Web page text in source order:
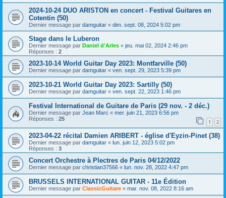
2024-10-24 DUO ARISTON en concert - Festival Guitares en
Cotentin (50)
Dernier message par damguitar « dim. sept. 08, 2024 5:02 pm
Stage dans le Luberon
Dernier message par Daniel d'Arles « jeu. mai 02, 2024 2:46 pm
Réponses : 2
2023-10-14 World Guitar Day 2023: Montfarville (50)
Dernier message par damguitar « ven. sept. 29, 2023 5:39 pm
2023-10-21 World Guitar Day 2023: Sartilly (50)
Dernier message par damguitar « ven. sept. 22, 2023 1:46 pm
Festival International de Guitare de Paris (29 nov. - 2 déc.)
Dernier message par Jean Marc « mer. juin 21, 2023 6:56 pm
Réponses : 25 1 2
2023-04-22 récital Damien ARIBERT - église d'Eyzin-Pinet (38)
Dernier message par damguitar « lun. juin 12, 2023 5:02 pm
Réponses : 3
Concert Orchestre à Plectres de Paris 04/12/2022
Dernier message par christian37566 « lun. nov. 28, 2022 4:47 pm
BRUSSELS INTERNATIONAL GUITAR - 11e Édition
Dernier message par ClassicGuitare « mar. nov. 08, 2022 8:16 am